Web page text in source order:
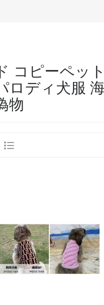
コピーペッ
ロディ犬服
物